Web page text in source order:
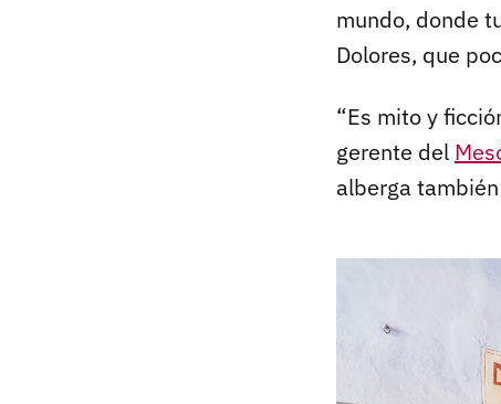
mundo, donde
Dolores, que
“Es mito y
gerente del
alberga